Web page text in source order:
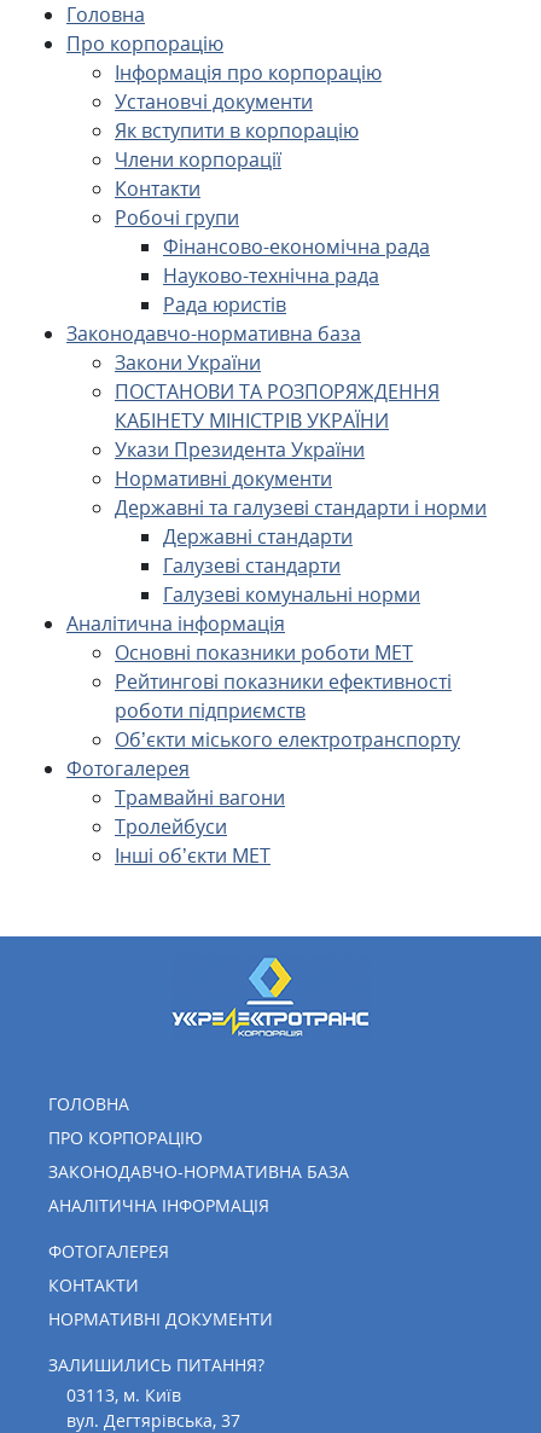
Головна
Про корпорацію
Інформація про корпорацію
Установчі документи
Як вступити в корпорацію
Члени корпорації
Контакти
Робочі групи
Фінансово-економічна рада
Науково-технічна рада
Рада юристів
Законодавчо-нормативна база
Закони України
ПОСТАНОВИ ТА РОЗПОРЯЖДЕННЯ
КАБІНЕТУ МІНІСТРІВ УКРАЇНИ
Укази Президента України
Нормативні документи
Державні та галузеві стандарти і норми
Державні стандарти
Галузеві стандарти
Галузеві комунальні норми
Аналітична інформація
Основні показники роботи МЕТ
Рейтингові показники ефективності
роботи підприємств
Об’єкти міського електротранспорту
Фотогалерея
Трамвайні вагони
Тролейбуси
Інші об’єкти МЕТ
ГОЛОВНА
ПРО КОРПОРАЦІЮ
ЗАКОНОДАВЧО-НОРМАТИВНА БАЗА
АНАЛІТИЧНА ІНФОРМАЦІЯ
ФОТОГАЛЕРЕЯ
КОНТАКТИ
НОРМАТИВНІ ДОКУМЕНТИ
ЗАЛИШИЛИСЬ ПИТАННЯ?
03113, м. Київ
вул. Дегтярівська, 37